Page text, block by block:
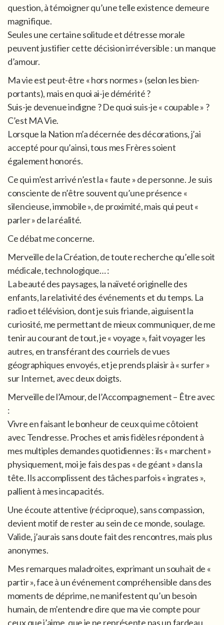
question, à témoigner qu’une telle existence demeure
magnifique.
Seules une certaine solitude et détresse morale
peuvent justifier cette décision irréversible : un manque
d’amour.
Ma vie est peut-être « hors normes » (selon les bien-
portants), mais en quoi ai-je démérité ?
Suis-je devenue indigne ? De quoi suis-je « coupable » ?
C’est MA Vie.
Lorsque la Nation m’a décernée des décorations, j’ai
accepté pour qu’ainsi, tous mes Frères soient
également honorés.
Ce qui m’est arrivé n’est la « faute » de personne. Je suis
consciente de n’être souvent qu’une présence «
silencieuse, immobile », de proximité, mais qui peut «
parler » de la réalité.
Ce débat me concerne.
Merveille de la Création, de toute recherche qu’elle soit
médicale, technologique… :
La beauté des paysages, la naïveté originelle des
enfants, la relativité des événements et du temps. La
radio et télévision, dont je suis friande, aiguisent la
curiosité, me permettant de mieux communiquer, de me
tenir au courant de tout, je « voyage », fait voyager les
autres, en transférant des courriels de vues
géographiques envoyés, et je prends plaisir à « surfer »
sur Internet, avec deux doigts.
Merveille de l’Amour, de l’Accompagnement – Être avec
:
Vivre en faisant le bonheur de ceux qui me côtoient
avec Tendresse. Proches et amis fidèles répondent à
mes multiples demandes quotidiennes : ils « marchent »
physiquement, moi je fais des pas « de géant » dans la
tête. Ils accomplissent des tâches parfois « ingrates »,
pallient à mes incapacités.
Une écoute attentive (réciproque), sans compassion,
devient motif de rester au sein de ce monde, soulage.
Valide, j’aurais sans doute fait des rencontres, mais plus
anonymes.
Mes remarques maladroites, exprimant un souhait de «
partir », face à un événement compréhensible dans des
moments de déprime, ne manifestent qu’un besoin
humain, de m’entendre dire que ma vie compte pour
ceux que j’aime, que je ne représente pas un fardeau.